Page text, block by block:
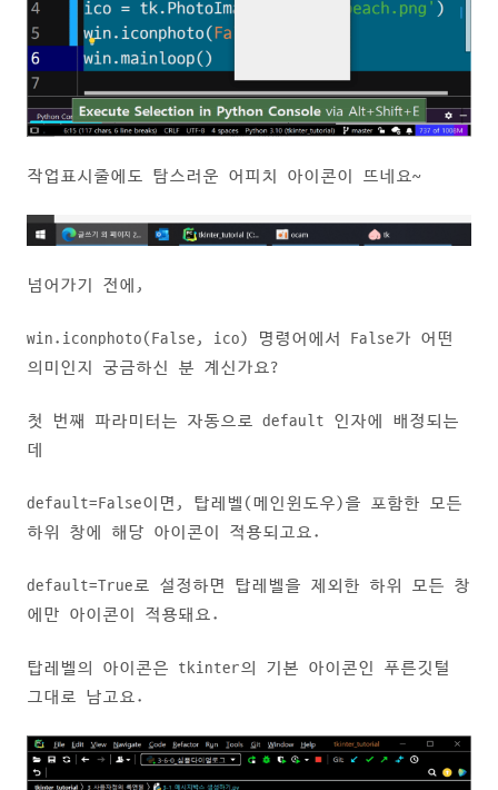
작업표시줄에도 탐스러운 어피치 아이콘이 뜨네요~
넘어가기 전에,
win.iconphoto(False, ico) 명령어에서 False가 어떤
의미인지 궁금하신 분 계신가요?
첫 번째 파라미터는 자동으로 default 인자에 배정되는
데
default=False이면, 탑레벨(메인윈도우)을 포함한 모든
하위 창에 해당 아이콘이 적용되고요.
default=True로 설정하면 탑레벨을 제외한 하위 모든 창
에만 아이콘이 적용돼요.
탑레벨의 아이콘은 tkinter의 기본 아이콘인 푸른깃털
그대로 남고요.